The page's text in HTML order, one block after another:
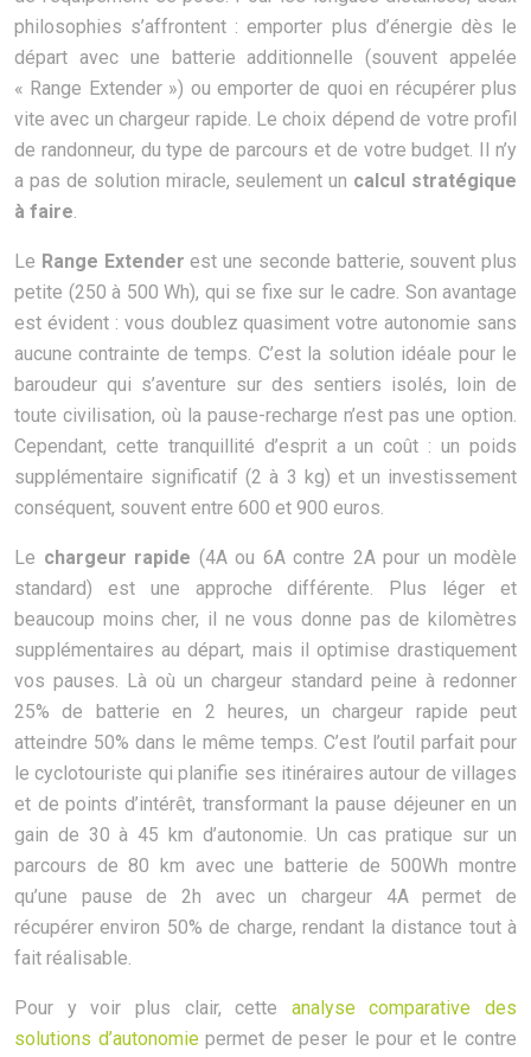
philosophies s’affrontent : emporter plus d’énergie dès le
départ avec une batterie additionnelle (souvent appelée
« Range Extender ») ou emporter de quoi en récupérer plus
vite avec un chargeur rapide. Le choix dépend de votre profil
de randonneur, du type de parcours et de votre budget. Il n’y
a pas de solution miracle, seulement un calcul stratégique
à faire.
Le Range Extender est une seconde batterie, souvent plus
petite (250 à 500 Wh), qui se fixe sur le cadre. Son avantage
est évident : vous doublez quasiment votre autonomie sans
aucune contrainte de temps. C’est la solution idéale pour le
baroudeur qui s’aventure sur des sentiers isolés, loin de
toute civilisation, où la pause-recharge n’est pas une option.
Cependant, cette tranquillité d’esprit a un coût : un poids
supplémentaire significatif (2 à 3 kg) et un investissement
conséquent, souvent entre 600 et 900 euros.
Le chargeur rapide (4A ou 6A contre 2A pour un modèle
standard) est une approche différente. Plus léger et
beaucoup moins cher, il ne vous donne pas de kilomètres
supplémentaires au départ, mais il optimise drastiquement
vos pauses. Là où un chargeur standard peine à redonner
25% de batterie en 2 heures, un chargeur rapide peut
atteindre 50% dans le même temps. C’est l’outil parfait pour
le cyclotouriste qui planifie ses itinéraires autour de villages
et de points d’intérêt, transformant la pause déjeuner en un
gain de 30 à 45 km d’autonomie. Un cas pratique sur un
parcours de 80 km avec une batterie de 500Wh montre
qu’une pause de 2h avec un chargeur 4A permet de
récupérer environ 50% de charge, rendant la distance tout à
fait réalisable.
Pour y voir plus clair, cette analyse comparative des
solutions d’autonomie permet de peser le pour et le contre